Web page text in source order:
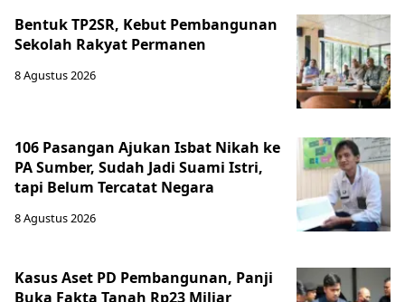
Bentuk TP2SR, Kebut Pembangunan
Sekolah Rakyat Permanen
8 Agustus 2026
106 Pasangan Ajukan Isbat Nikah ke
PA Sumber, Sudah Jadi Suami Istri,
tapi Belum Tercatat Negara
8 Agustus 2026
Kasus Aset PD Pembangunan, Panji
Buka Fakta Tanah Rp23 Miliar